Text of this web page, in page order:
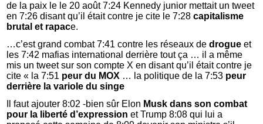
de la paix le le 20 août 7:24 Kennedy junior mettait un tweet
en 7:26 disant qu’il était contre je cite le 7:28capitalisme
brutal et rapace.
…c’est grand combat 7:41 contre les réseaux dedrogue et
les 7:42 mafias international derrière tout ça … il a même
mis un tweet sur son compte X en disant qu’il était contre je
cite « la 7:51 peur du MOX … la politique de la 7:53 peur
derrière la variole du singe
Il faut ajouter 8:02 -bien sûr Elon Musk dans son combat
pour la liberté d’expression et Trump 8:08 qui lui a